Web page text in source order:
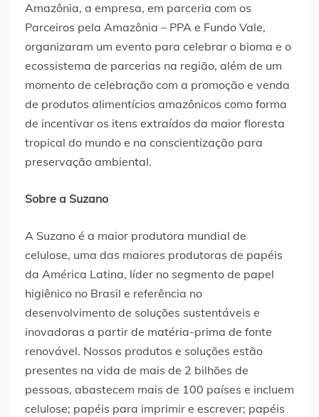
Amazônia, a empresa, em parceria com os
Parceiros pela Amazônia – PPA e Fundo Vale,
organizaram um evento para celebrar o bioma e o
ecossistema de parcerias na região, além de um
momento de celebração com a promoção e venda
de produtos alimentícios amazônicos como forma
de incentivar os itens extraídos da maior floresta
tropical do mundo e na conscientização para
preservação ambiental.
Sobre a Suzano
A Suzano é a maior produtora mundial de
celulose, uma das maiores produtoras de papéis
da América Latina, líder no segmento de papel
higiênico no Brasil e referência no
desenvolvimento de soluções sustentáveis e
inovadoras a partir de matéria-prima de fonte
renovável. Nossos produtos e soluções estão
presentes na vida de mais de 2 bilhões de
pessoas, abastecem mais de 100 países e incluem
celulose; papéis para imprimir e escrever; papéis